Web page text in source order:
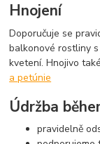
Hnojení
Doporučuje se
balkonové rostliny
kvetení. Hnojivo
a petúnie
Údržba
pravidelně